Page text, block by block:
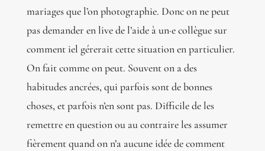
mariages que l’on photographie. Donc on ne peut
pas demander en live de l’aide à un·e collègue sur
comment iel gérerait cette situation en particulier.
On fait comme on peut. Souvent on a des
habitudes ancrées, qui parfois sont de bonnes
choses, et parfois n’en sont pas. Difficile de les
remettre en question ou au contraire les assumer
fièrement quand on n’a aucune idée de comment